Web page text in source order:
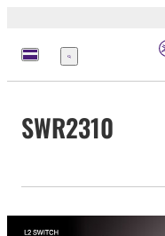
Menú
SWR2310